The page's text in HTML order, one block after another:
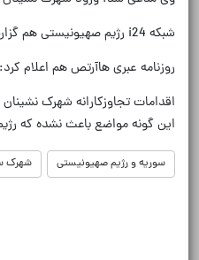
شبکه i24 رژیم صهیونیستی هم گزارش داد: اسرائیلی‌هایی که به خاک سوریه نفوذ کردند، شهرک‌نشینانی هستند که تلاش می‌کنند یک شهرک جدید در سوریه ایجاد کنند.
روزنامه عبری هاآرتص هم اعلام
اقدامات تجاوزکارانه شهرک
این گونه مواضع باعث نشده که
سوریه و رژیم صهیونیستی شهرک